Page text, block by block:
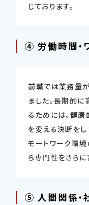
じております。
④ 労働時間・
前職では業務量
ました。長期的
るためには、健
を変える決断をし
モートワーク環
ら専門性をさらに
⑤ 人間関係・